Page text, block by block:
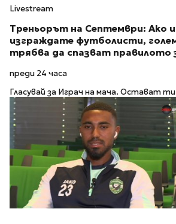
Livestream
Треньорът на Септември: Ако
изграждате футболисти,
трябва да спазват правилото
преди 24 часа
Гласувай за Играч на мача. Остават